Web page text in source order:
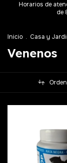
Horarios de
de
Inicio . Casa y
Venenos